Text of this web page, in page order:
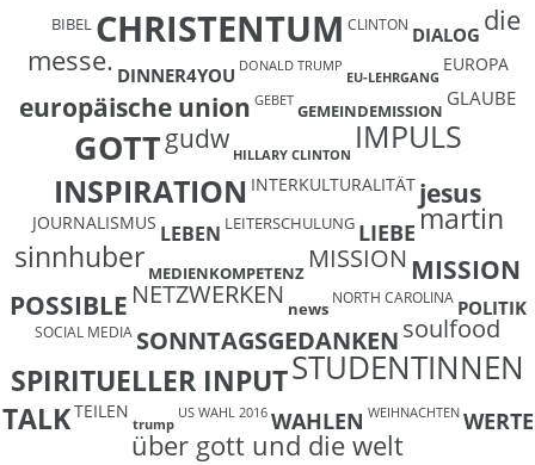
BIBEL CHRISTENTUM CLINTON DIALOG die
messe. DINNER4YOU DONALD TRUMP
EU-LEHRGANG
EUROPA
europäische union GEBET GEMEINDEMISSION
GLAUBE
GOTTgudw HILLARY CLINTON IMPULS
INSPIRATION INTERKULTURALITÄT jesus
JOURNALISMUS LEBEN LEITERSCHULUNG LIEBEmartin
sinnhuber MEDIENKOMPETENZ MISSION MISSION
POSSIBLE NETZWERKEN news
NORTH CAROLINA POLITIK
SOCIAL MEDIA SONNTAGSGEDANKENsoulfood
SPIRITUELLER INPUTSTUDENTINNEN
TALKTEILEN
trump
US WAHL 2016 WAHLEN WEIHNACHTEN WERTE
über gott und die welt